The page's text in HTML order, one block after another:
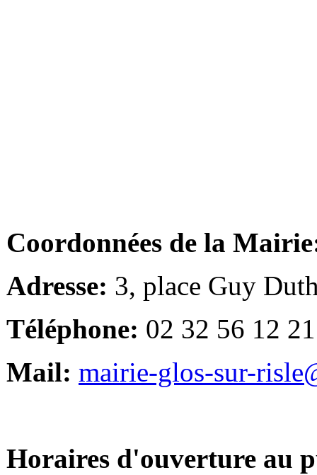
Coordonnées de la
Adresse: 3, place Guy
Téléphone: 02 32 56 12 21
Mail: mairie-glos-sur-
Horaires d'ouverture au